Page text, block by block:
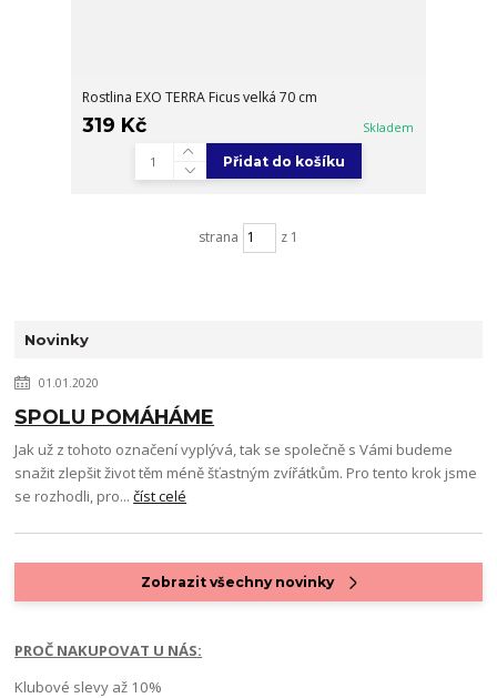
Rostlina EXO TERRA Ficus velká 70 cm
319 Kč Skladem
Přidat do košíku
strana z 1
Novinky
01.01.2020
SPOLU POMÁHÁME
Jak už z tohoto označení vyplývá, tak se společně s Vámi budeme
snažit zlepšit život těm méně šťastným zvířátkům. Pro tento krok jsme
se rozhodli, pro...číst celé
Zobrazit všechny novinky
PROČ NAKUPOVAT U NÁS:
Klubové slevy až 10%